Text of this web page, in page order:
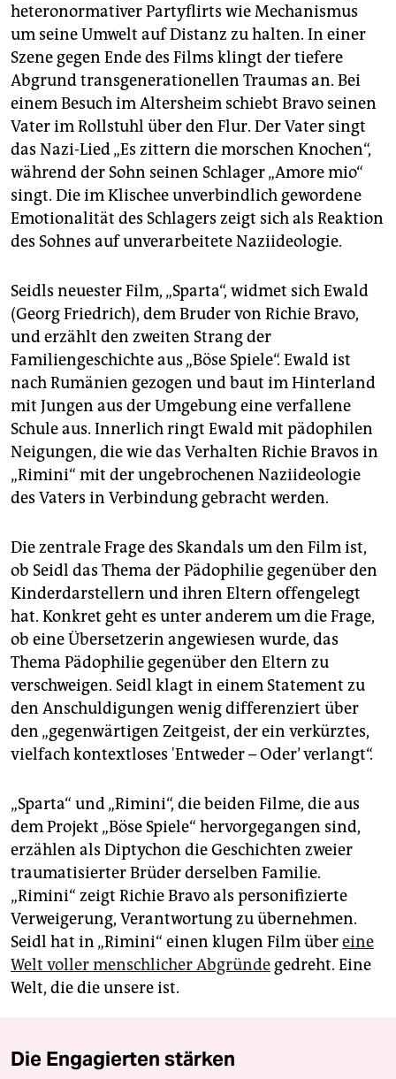
heteronormativer Partyflirts wie Mechanismus
um seine Umwelt auf Distanz zu halten. In einer
Szene gegen Ende des Films klingt der tiefere
Abgrund transgenerationellen Traumas an. Bei
einem Besuch im Altersheim schiebt Bravo seinen
Vater im Rollstuhl über den Flur. Der Vater singt
das Nazi-Lied „Es zittern die morschen Knochen“,
während der Sohn seinen Schlager „Amore mio“
singt. Die im Klischee unverbindlich gewordene
Emotionalität des Schlagers zeigt sich als Reaktion
des Sohnes auf unverarbeitete Naziideologie.
Seidls neuester Film, „Sparta“, widmet sich Ewald
(Georg Friedrich), dem Bruder von Richie Bravo,
und erzählt den zweiten Strang der
Familiengeschichte aus „Böse Spiele“. Ewald ist
nach Rumänien gezogen und baut im Hinterland
mit Jungen aus der Umgebung eine verfallene
Schule aus. Innerlich ringt Ewald mit pädophilen
Neigungen, die wie das Verhalten Richie Bravos in
„Rimini“ mit der ungebrochenen Naziideologie
des Vaters in Verbindung gebracht werden.
Die zentrale Frage des Skandals um den Film ist,
ob Seidl das Thema der Pädophilie gegenüber den
Kinderdarstellern und ihren Eltern offengelegt
hat. Konkret geht es unter anderem um die Frage,
ob eine Übersetzerin angewiesen wurde, das
Thema Pädophilie gegenüber den Eltern zu
verschweigen. Seidl klagt in einem Statement zu
den Anschuldigungen wenig differenziert über
den „gegenwärtigen Zeitgeist, der ein verkürztes,
vielfach kontextloses 'Entweder – Oder’ verlangt“.
„Sparta“ und „Rimini“, die beiden Filme, die aus
dem Projekt „Böse Spiele“ hervorgegangen sind,
erzählen als Diptychon die Geschichten zweier
traumatisierter Brüder derselben Familie.
„Rimini“ zeigt Richie Bravo als personifizierte
Verweigerung, Verantwortung zu übernehmen.
Seidl hat in „Rimini“ einen klugen Film übereine
Welt voller menschlicher Abgründe gedreht. Eine
Welt, die die unsere ist.
Die Engagierten stärken